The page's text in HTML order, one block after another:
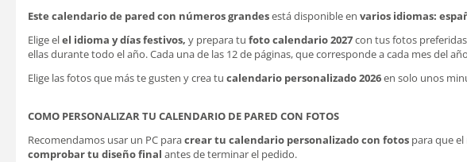
Este calendario de paredcon números grandesestá disponible en varios idiomas:
Elige elel idioma y días festivos, y prepara tu foto calendario 2027con tus fotos
ellas durante todo el año. Cada una de las 12 de páginas, que corresponde a cada mes del
Elige las fotos que más te gusten y crea tu calendario personalizado 2026en solo unos
COMO PERSONALIZAR TU CALENDARIO DE PARED CON FOTOS
Recomendamos usar un PC paracrear tu calendario personalizado con fotos para que
comprobar tu diseño final antes de terminar el pedido.